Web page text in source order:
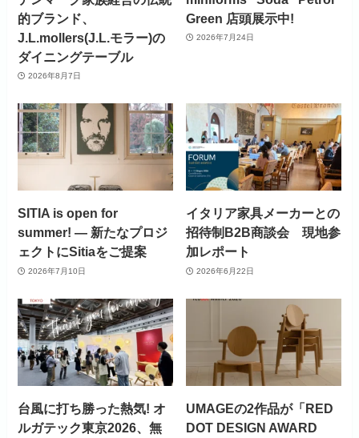
的ブランド、
J.L.mollers(J.L.モラー)の
ダイニングテーブル
2026年8月7日
Green 店頭展示中!
2026年7月24日
SITIA is open for
summer! ― 新たなプロジ
ェクトにSitiaをご提案
2026年7月10日
イタリア家具メーカーとの
招待制B2B商談会 現地参
加レポート
2026年6月22日
台風に打ち勝った熱気! オ
ルガテック東京2026、無
UMAGEの2作品が「RED
DOT DESIGN AWARD